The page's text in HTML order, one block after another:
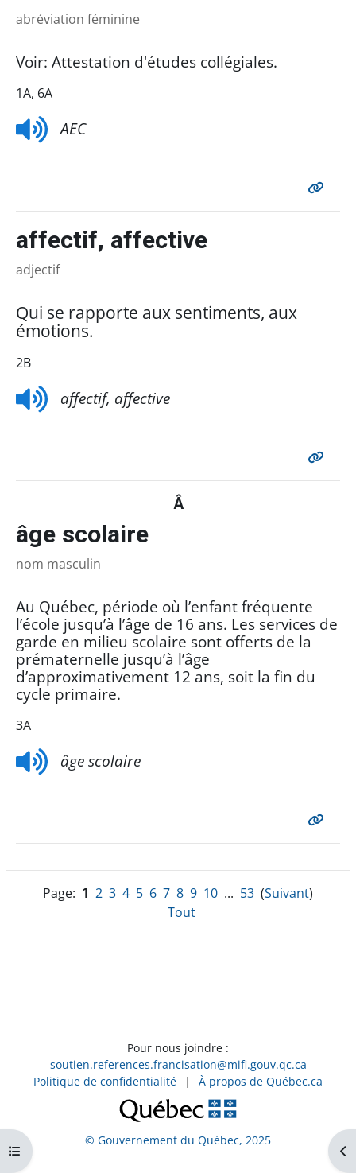
Ouvrir l’index du cours
abréviation féminine
Voir: Attestation d'études collégiales.
1A, 6A
AEC
affectif, affective
adjectif
Qui se rapporte aux sentiments, aux
émotions.
2B
affectif, affective
Â
âge scolaire
nom masculin
Au Québec, période où l’enfant fréquente
l’école jusqu’à l’âge de 16 ans. Les services de
garde en milieu scolaire sont offerts de la
prématernelle jusqu’à l’âge
d’approximativement 12 ans, soit la fin du
cycle primaire.
3A
âge scolaire
Page: 1 2 3 4 5 6 7 8 9 10 ... 53 (Suivant)
Tout
Pour nous joindre :
soutien.references.francisation@mifi.gouv.qc.ca
Politique de confidentialité
| À propos de Québec.ca
© Gouvernement du Québec, 2025